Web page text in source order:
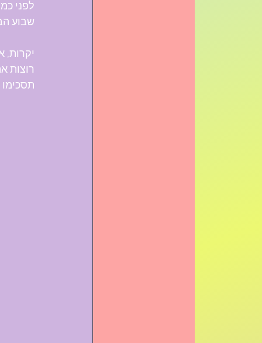
לפני
שבוע
יקרות,
רוצות